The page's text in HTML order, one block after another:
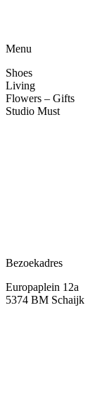
Menu
Shoes
Living
Flowers – Gifts
Studio Must
Bezoekadres
Europaplein 12a
5374 BM Schaijk